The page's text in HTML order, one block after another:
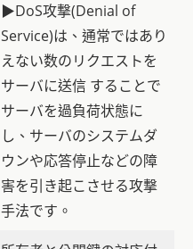
▶DoS攻撃(Denial of
Service)は、通常ではあり
えない数のリクエストを
サーバに送信 することで
サーバを過負荷状態に
し、サーバのシステムダ
ウンや応答停止などの障
害を引き起こさせる攻撃
手法です。